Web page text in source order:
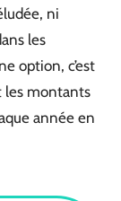
ni
les
option, c’est
les montants
année en